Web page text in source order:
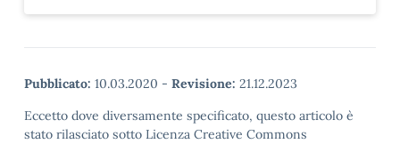
Pubblicato: 10.03.2020 - Revisione: 21.12.2023
Eccetto dove diversamente specificato, questo articolo è
stato rilasciato sotto Licenza Creative Commons